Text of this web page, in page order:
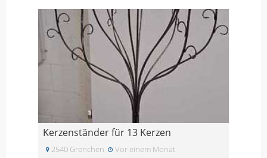
Kerzenständer für 13 Kerzen
2540 Grenchen Vor einem Monat